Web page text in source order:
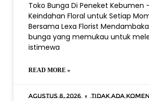
Toko Bunga Di Peneket Kebumen
Keindahan Floral untuk Setiap
Bersama Lexa Florist
bunga yang memukau untuk
istimewa
READ MORE »
Agustus 8, 2026 Tidak ada